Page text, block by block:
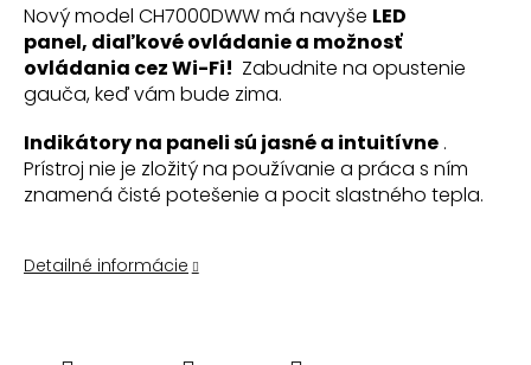
Nový model CH7000DWW má navyše LED
panel, diaľkové ovládanie a možnosť
ovládania cez Wi-Fi! Zabudnite na opustenie
gauča, keď vám bude zima.
Indikátory na paneli sú jasné a intuitívne .
Prístroj nie je zložitý na používanie a práca s ním
znamená čisté potešenie a pocit slastného tepla.
Detailné informácie